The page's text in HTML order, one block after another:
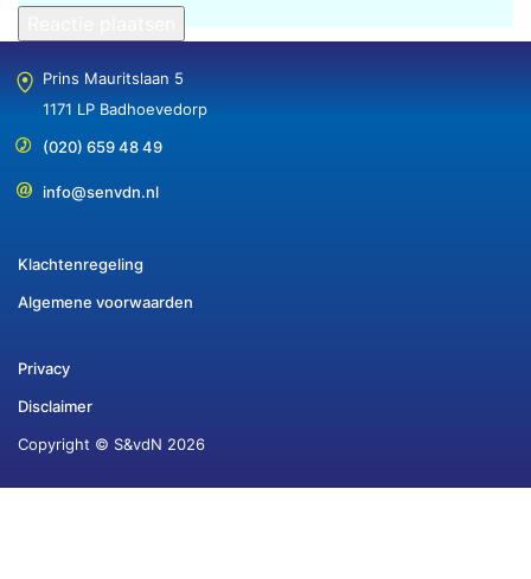
Prins Mauritslaan 5
1171 LP Badhoevedorp
(020) 659 48 49
info@senvdn.nl
Klachtenregeling
Algemene voorwaarden
Privacy
Disclaimer
Copyright © S&vdN 2026